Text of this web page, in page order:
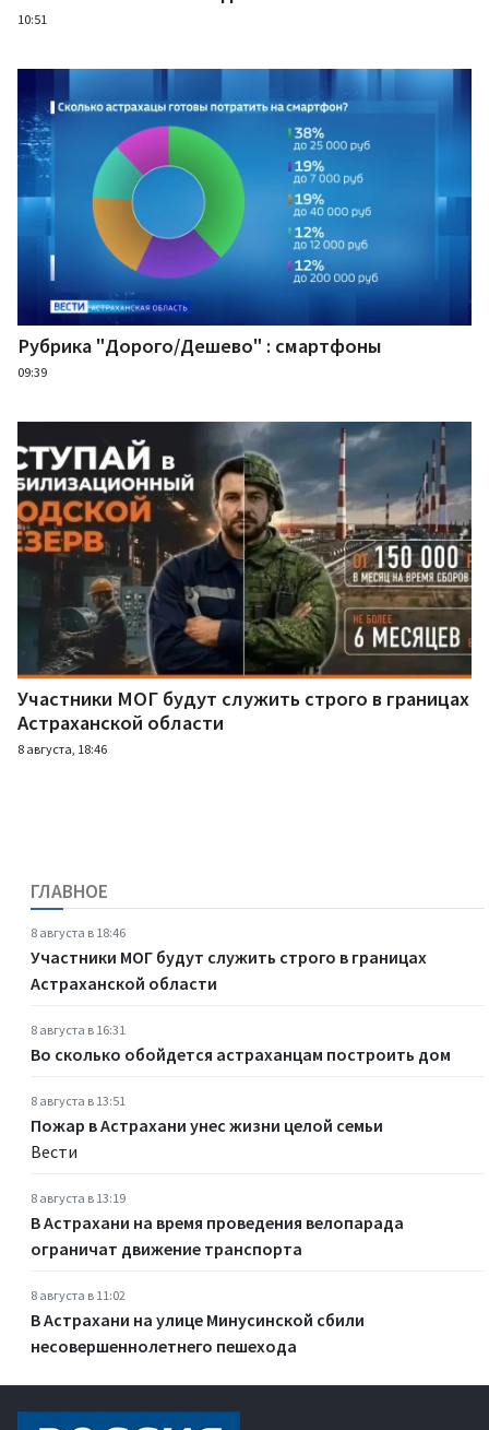
10:51
Рубрика "Дорого/Дешево" : смартфоны
09:39
Участники МОГ будут служить строго в границах
Астраханской области
8 августа, 18:46
ГЛАВНОЕ
8 августа в 18:46
Участники МОГ будут служить строго в границах
Астраханской области
8 августа в 16:31
Во сколько обойдется астраханцам построить дом
8 августа в 13:51
Пожар в Астрахани унес жизни целой семьи
Вести
8 августа в 13:19
В Астрахани на время проведения велопарада
ограничат движение транспорта
8 августа в 11:02
В Астрахани на улице Минусинской сбили
несовершеннолетнего пешехода